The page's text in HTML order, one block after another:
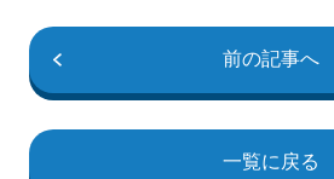
前の記事へ
一覧に戻る